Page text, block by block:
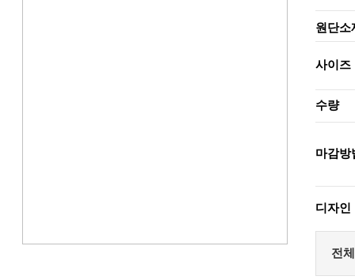
원단소
사이즈
수량
마감방
디자인
전